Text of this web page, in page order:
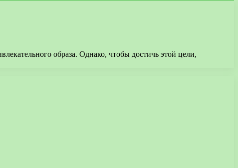
образа. Однако, чтобы достичь этой цели,